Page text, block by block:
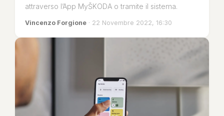
attraverso l’App MyŠKODA o tramite il sistema.
Vincenzo Forgione · 22 Novembre 2022, 16:30